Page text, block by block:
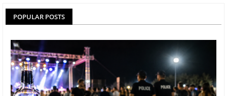
POPULAR POSTS